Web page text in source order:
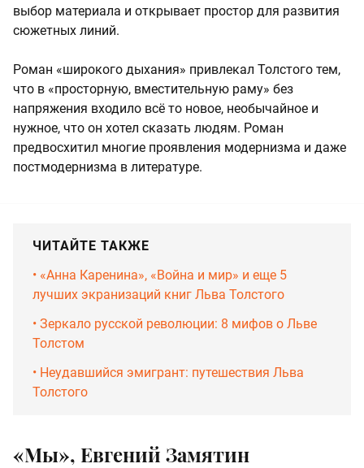
выбор материала и открывает простор для развития
сюжетных линий.
Роман «широкого дыхания» привлекал Толстого тем,
что в «просторную, вместительную раму» без
напряжения входило всё то новое, необычайное и
нужное, что он хотел сказать людям. Роман
предвосхитил многие проявления модернизма и даже
постмодернизма в литературе.
ЧИТАЙТЕ ТАКЖЕ
• «Анна Каренина», «Война и мир» и еще 5
лучших экранизаций книг Льва Толстого
• Зеркало русской революции: 8 мифов о Льве
Толстом
• Неудавшийся эмигрант: путешествия Льва
Толстого
«Мы», Евгений Замятин